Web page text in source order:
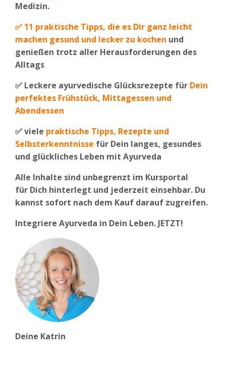
Medizin.
✅ 11 praktische Tipps, die es Dir ganz leicht
machen gesund und lecker zu kochen und
genießen trotz aller Herausforderungen des
Alltags
✅ Leckere ayurvedische Glücksrezepte für Dein
perfektes Frühstück, Mittagessen und
Abendessen
✅viele praktische Tipps, Rezepte und
Selbsterkenntnisse für Dein langes, gesundes
und glückliches Leben mit Ayurveda
Alle Inhalte sind unbegrenzt im Kursportal
für Dich hinterlegt und jederzeit einsehbar. Du
kannst sofort nach dem Kauf darauf zugreifen.
Integriere Ayurveda in Dein Leben. JETZT!
Deine Katrin